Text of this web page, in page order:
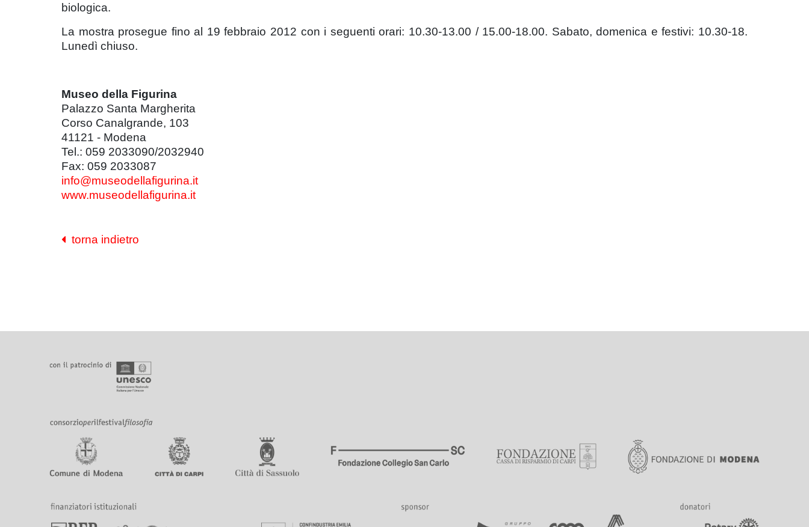
biologica.
La mostra prosegue fino al 19 febbraio 2012 con i seguenti orari: 10.30-13.00 / 15.00-18.00. Sabato, domenica e festivi: 10.30-18.
Lunedì chiuso.
Museo della Figurina
Palazzo Santa Margherita
Corso Canalgrande, 103
41121 - Modena
Tel.: 059 2033090/2032940
Fax: 059 2033087
info@museodellafigurina.it
www.museodellafigurina.it
torna indietro